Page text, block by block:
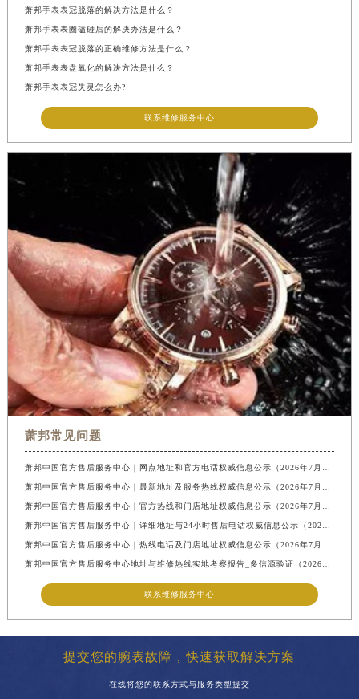
萧邦手表表冠脱落的解决方法是什么？
萧邦手表表圈磕碰后的解决办法是什么？
萧邦手表表冠脱落的正确维修方法是什么？
萧邦手表表盘氧化的解决方法是什么？
萧邦手表表冠失灵怎么办?
联系维修服务中心
萧邦常见问题
联系维修服务中心
提交您的腕表故障，快速获取解决方案
在线将您的联系方式与服务类型提交